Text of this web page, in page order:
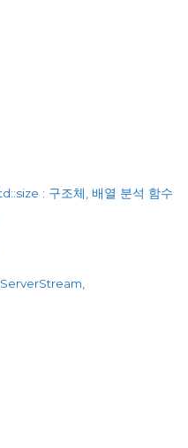
: 구조체, 배열 분석 함수